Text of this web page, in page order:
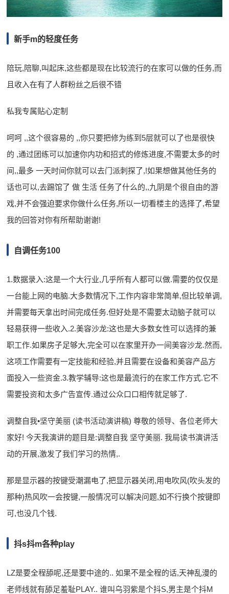
新手m的轻度任务
陪玩,陪聊,叫起床,这些都是现在比较流行的在家可以做的任务,而
且收入在有了人群粉丝之后很不错
私我专属贴心定制
呵呵 ,,这个很容易的 ,,你只要把修为练到5层就可以了也是很快
的 ,通过团练可以加速你内功和招式的修炼进度,不需要太多的时
间,,最多 一天时间你就可以去门派刺探了,!如果想做其他任务的
话也可以,去踢馆了 做 生活 任务了什么的,,九阴是个很自由的游
戏,并不会强迫要求你做什么任务,所以一切看楼主的选择了,希望
我的回答对你有所帮助谢谢!
自调任务100
1.数据录入:这是一个大行业,几乎所有人都可以做.需要的仅仅是
一台能上网的电脑.大多数情况下,工作内容非常简单,但比较单调,
并需要每天拿出时间完成任务.但好处是不需要太动脑子就可以
轻易获得一些收入.2.美容沙龙:这也是大多数女性可以选择的兼
职工作.如果房子足够大,完全可以在家里开办一间美容沙龙.然而,
这项工作需要有一定技能和经验,并且需要在设备和美容产品方
面投入一些资金.3.教学辅导:这也是最流行的在家工作方式.它不
需要投资和太多广告宣传.通过公众口口相传就足够了.
调整自我•坚守美丽 (读书活动演讲稿) 尊敬的领导、各位老师大
家好! 今天我演讲的题目是:调整自我 坚守美丽. 我局读书演讲活
动的开展,激发了我们学习的热情,.
那是显示器的按键受潮漏电了,把显示器关闭,用电吹风(吹头发的
那种)热风吹一会按键,一般情况可以解决问题,如不行换个按键即
可,也没几个钱.
抖s抖m各种play
LZ是要全程舔呢,还是要中途的.. 如果不是全程的话,天神乱漫的
老师线就有舔足羞耻PLAY.. 谁叫乌羽紫是个抖S,男主是个抖M